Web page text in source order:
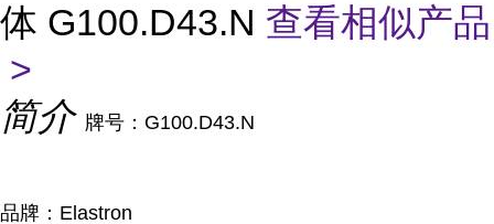
体 G100.D43.N 查看相似产品
>
简介 牌号：G100.D43.N
品牌：Elastron